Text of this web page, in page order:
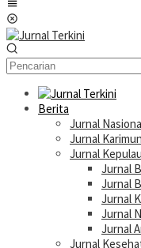
Berita
Jurnal
Jurnal Karimun
Jurnal
Jurnal
Jurnal
Jurnal
Jurnal
Jurnal
Jurnal